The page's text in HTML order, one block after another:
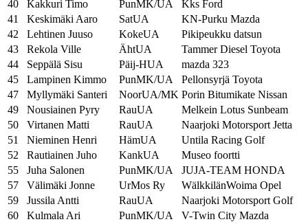
40 Kakkuri Timo PunMK/UA
Kks Ford
41
Keskimäki Aaro SatUA
KN-Purku Mazda
42
Lehtinen Juuso KokeUA
Pikipeukku datsun
43
Rekola Ville ÄhtUA
Tammer Diesel Toyota
44
Seppälä Sisu Päij-HUA
mazda 323
45
Lampinen Kimmo PunMK/UA
Pellonsyrjä Toyota
47
Myllymäki Santeri NoorUA/MK Porin Bitumikate Nissan
49
Nousiainen Pyry RauUA
Melkein Lotus Sunbeam
50
Virtanen Matti RauUA
Naarjoki Motorsport Jetta
51
Nieminen Henri HämUA
Untila Racing Golf
52
Rautiainen Juho KankUA
Museo foortti
55
Juha Salonen PunMK/UA
JUJA-TEAM HONDA
57
Välimäki Jonne UrMos Ry
WälkkilänWoima Opel
59
Jussila Antti RauUA
Naarjoki Motorsport Golf
60
Kulmala Ari PunMK/UA
V-Twin City Mazda